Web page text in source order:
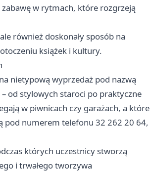
w rytmach, które rozgrzeją
również doskonały sposób na
książek i kultury.
nietypową wyprzedaż pod nazwą
od stylowych staroci po praktyczne
w piwnicach czy garażach, a które
pod numerem telefonu 32 262 20 64,
których uczestnicy stworzą
i trwałego tworzywa